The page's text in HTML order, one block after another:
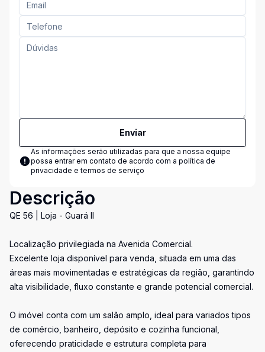
Enviar
As informações serão utilizadas para que a nossa equipe
possa entrar em contato de acordo com a política de
privacidade e termos de serviço
Descrição
QE 56 | Loja - Guará II
Localização privilegiada na Avenida Comercial.
Excelente loja disponível para venda, situada em uma das
áreas mais movimentadas e estratégicas da região, garantindo
alta visibilidade, fluxo constante e grande potencial comercial.
O imóvel conta com um salão amplo, ideal para variados tipos
de comércio, banheiro, depósito e cozinha funcional,
oferecendo praticidade e estrutura completa para